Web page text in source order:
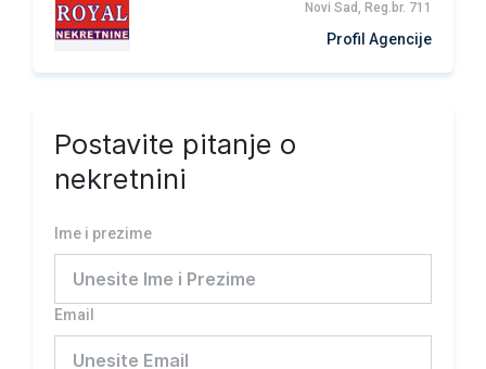
Novi Sad, Reg.br. 711
Profil Agencije
Postavite pitanje o
nekretnini
Ime i prezime
Email